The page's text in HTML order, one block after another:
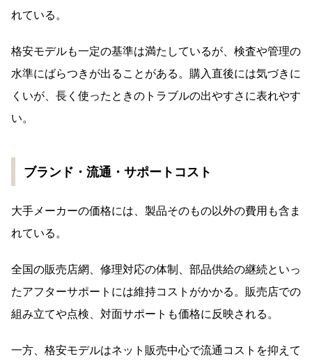
れている。
格安モデルも一定の基準は満たしているが、検査や管理の
水準にばらつきが出ることがある。購入直後には気づきに
くいが、長く使ったときのトラブルの出やすさに表れやす
い。
ブランド・流通・サポートコスト
大手メーカーの価格には、製品そのもの以外の費用も含ま
れている。
全国の販売店網、修理対応の体制、部品供給の継続といっ
たアフターサポートには維持コストがかかる。販売店での
組み立てや点検、対面サポートも価格に反映される。
一方、格安モデルはネット販売中心で流通コストを抑えて